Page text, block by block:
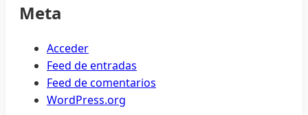
Meta
Acceder
Feed de entradas
Feed de comentarios
WordPress.org